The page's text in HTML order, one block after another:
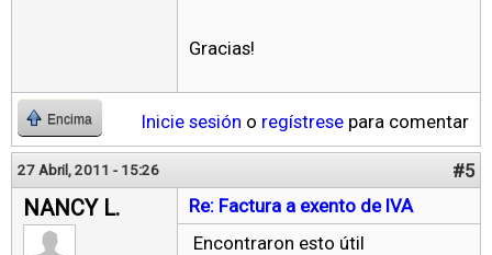
Gracias!
Encima Inicie sesión o regístrese para comentar
27 Abril, 2011 - 15:26 #5
NANCY L.
Re: Factura a exento de IVA
Encontraron esto útil